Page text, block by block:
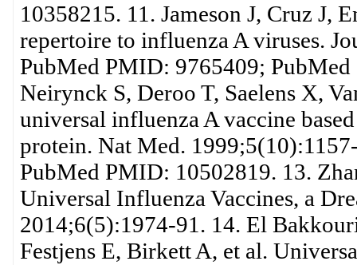
10358215. 11. Jameson J, Cruz J,
repertoire to influenza A viruses.
PubMed PMID: 9765409;
Neirynck S, Deroo T, Saelens X,
universal influenza A vaccine
protein. Nat Med.
PubMed PMID: 10502819. 13.
Universal Influenza Vaccines, a
2014;6(5):1974-91. 14. El
Festjens E, Birkett A, et al.